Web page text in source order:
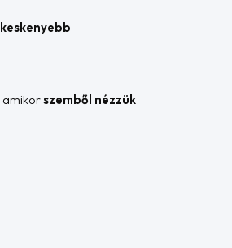
amikorszemből nézzük